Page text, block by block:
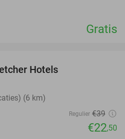
Gratis
Hotels
(6 km)
Regulier €39
€22,50